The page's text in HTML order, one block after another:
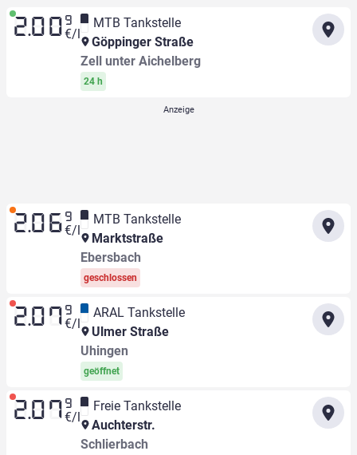
2.00 9
€/l
MTB Tankstelle
Göppinger Straße
Zell unter Aichelberg
24 h
2.06 9
€/l
MTB Tankstelle
Marktstraße
Ebersbach
geschlossen
2.07 9
€/l
ARAL Tankstelle
Ulmer Straße
Uhingen
geöffnet
2.07 9
€/l
Freie Tankstelle
Auchterstr.
Schlierbach